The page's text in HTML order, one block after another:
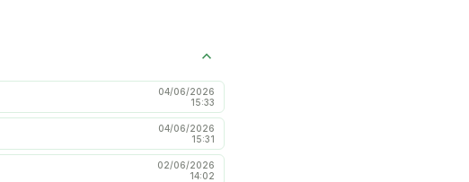
04/06/2026
15:33
04/06/2026
15:31
02/06/2026
14:02